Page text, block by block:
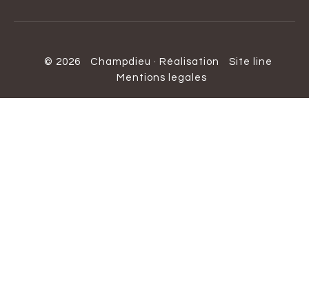
© 2026 Champdieu · Réalisation
Site line
Mentions legales